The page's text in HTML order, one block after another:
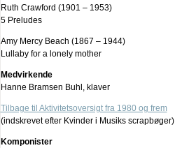
Ruth Crawford (1901 – 1953)
5 Preludes
Amy Mercy Beach (1867 – 1944)
Lullaby for a lonely mother
Medvirkende
Hanne Bramsen Buhl, klaver
Tilbage til Aktivitetsoversigt fra 1980 og frem
(indskrevet efter Kvinder i Musiks scrapbøger)
Komponister